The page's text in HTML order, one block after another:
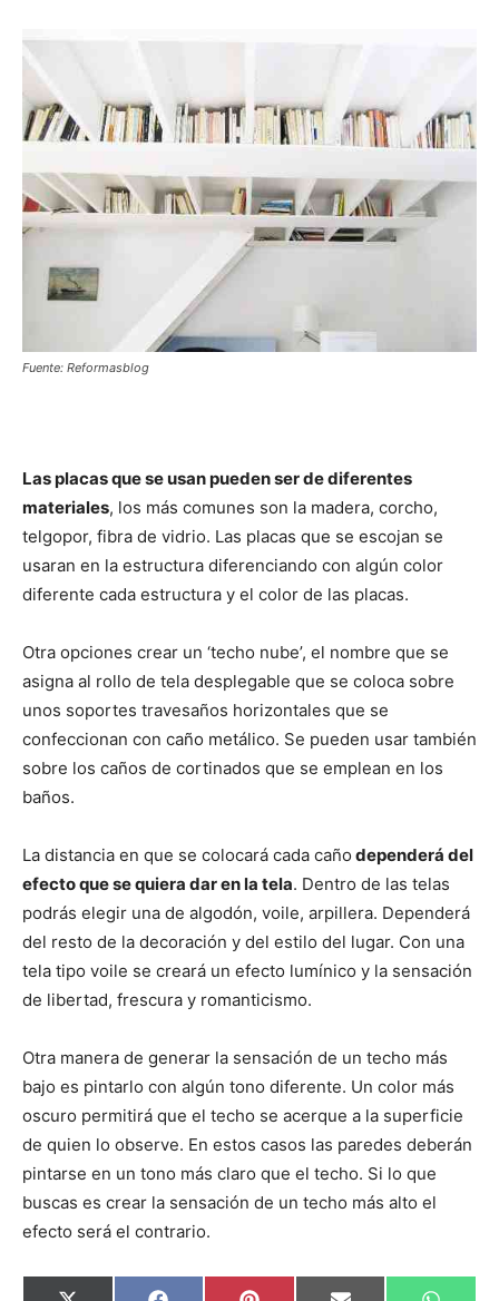
Fuente: Reformasblog
Las placas que se usan pueden ser de diferentes
materiales, los más comunes son la madera, corcho,
telgopor, fibra de vidrio. Las placas que se escojan se
usaran en la estructura diferenciando con algún color
diferente cada estructura y el color de las placas.
Otra opciones crear un ‘techo nube’, el nombre que se
asigna al rollo de tela desplegable que se coloca sobre
unos soportes travesaños horizontales que se
confeccionan con caño metálico. Se pueden usar también
sobre los caños de cortinados que se emplean en los
baños.
La distancia en que se colocará cada caño dependerá del
efecto que se quiera dar en la tela. Dentro de las telas
podrás elegir una de algodón, voile, arpillera. Dependerá
del resto de la decoración y del estilo del lugar. Con una
tela tipo voile se creará un efecto lumínico y la sensación
de libertad, frescura y romanticismo.
Otra manera de generar la sensación de un techo más
bajo es pintarlo con algún tono diferente. Un color más
oscuro permitirá que el techo se acerque a la superficie
de quien lo observe. En estos casos las paredes deberán
pintarse en un tono más claro que el techo. Si lo que
buscas es crear la sensación de un techo más alto el
efecto será el contrario.